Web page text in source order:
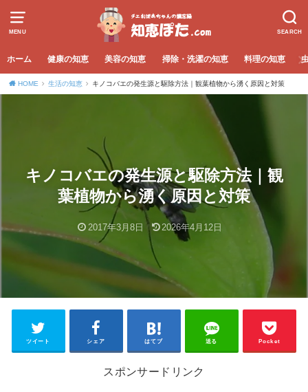
MENU SEARCH
ホーム 健康の知恵 美容の知恵 掃除・洗濯の知恵 料理の知恵
HOME 生活の知恵 キノコバエの発生源と駆除方法｜観葉植物から湧く原因と対策
キノコバエの発生源と駆除方法｜観
葉植物から湧く原因と対策
2017年3月8日 2026年4月12日
ツイート シェア はてブ 送る Pocket
スポンサードリンク